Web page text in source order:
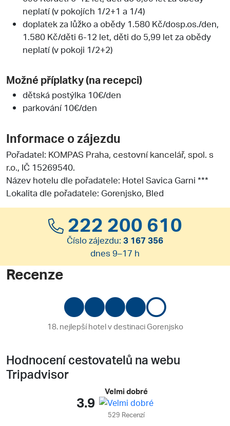
neplatí (v pokojích 1/2+1 a 1/4)
doplatek za lůžko a obědy 1.580 Kč/dosp.os./den,
1.580 Kč/děti 6-12 let, děti do 5,99 let za obědy
neplatí (v pokoji 1/2+2)
Možné příplatky (na recepci)
dětská postýlka 10€/den
parkování 10€/den
Informace o zájezdu
Pořadatel: KOMPAS Praha, cestovní kancelář, spol. s
r.o., IČ 15269540.
Název hotelu dle pořadatele: Hotel Savica Garni ***
Lokalita dle pořadatele: Gorenjsko, Bled
222 200 610
Číslo zájezdu: 3 167 356
dnes 9–17 h
Recenze
18. nejlepší hotel v destinaci Gorenjsko
Hodnocení cestovatelů na webu
Tripadvisor
3.9
Velmi dobré
529 Recenzí